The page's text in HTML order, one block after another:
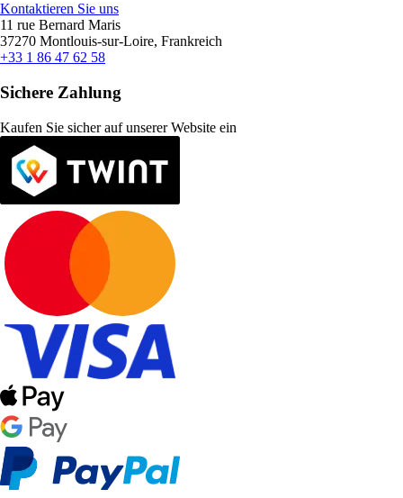
Kontaktieren Sie uns
11 rue Bernard Maris
37270 Montlouis-sur-Loire, Frankreich
+33 1 86 47 62 58
Sichere Zahlung
Kaufen Sie sicher auf unserer Website ein